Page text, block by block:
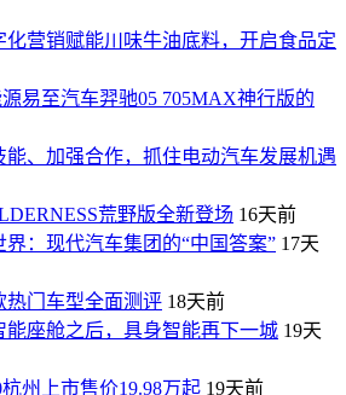
营销赋能川味牛油底料，开启食品定
易至汽车羿驰05 705MAX神行版的
、加强合作，抓住电动汽车发展机遇
荒野版全新登场 16天前
：现代汽车集团的“中国答案” 17天
热门车型全面测评 18天前
能座舱之后，具身智能再下一城 19天
州上市售价19.98万起 19天前